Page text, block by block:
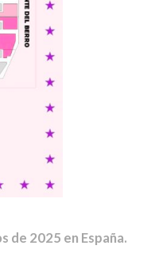
de 2025 en España.